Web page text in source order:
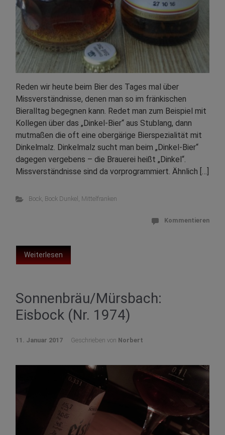
Reden wir heute beim Bier des Tages mal über
Missverständnisse, denen man so im fränkischen
Bieralltag begegnen kann. Redet man zum Beispiel mit
Kollegen über das „Dinkel-Bier“ aus Stublang, dann
mutmaßen die oft eine obergärige Bierspezialität mit
Dinkelmalz. Dinkelmalz sucht man beim „Dinkel-Bier“
dagegen vergebens – die Brauerei heißt „Dinkel“.
Missverständnisse sind da vorprogrammiert. Ähnlich […]
Bock, Bock Dunkel , Mittelfranken
Kommentieren
Weiterlesen
Sonnenbräu/Mürsbach:
Eisbock (Nr. 1974)
11. Januar 2017 Geschrieben von Norbert